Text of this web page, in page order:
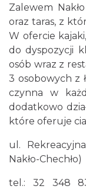
Zalewem
oraz taras, z
W ofercie
do dyspozycji
osób wraz z
3 osobowych z
czynna w
dodatkowo
które oferuje
ul.
Nakło-Chechło)
tel.: 32 348